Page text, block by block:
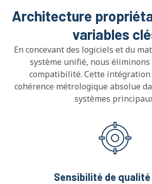
Architecture
variables
En concevant des logiciels et du
système unifié, nous éliminons
compatibilité. Cette
cohérence métrologique absolue
systèmes
Sensibilité de qualité